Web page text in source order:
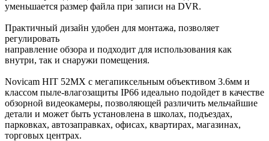
уменьшается размер файла при записи на DVR.
Практичный дизайн удобен для монтажа, позволяет
регулировать
направление обзора и подходит для использования как
внутри, так и снаружи помещения.
Novicam HIT 52MX с мегапиксельным объективом 3.6мм и
классом пыле-влагозащиты IP66 идеально подойдет в качестве
обзорной видеокамеры, позволяющей различить мельчайшие
детали и может быть установлена в школах, подъездах,
парковках, автозаправках, офисах, квартирах, магазинах,
торговых центрах.